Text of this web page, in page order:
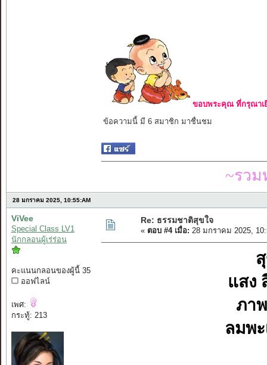
ขอบพระคุณ ที่กรุณาเ
ข้อความนี้ มี 6 สมาชิก มาชื่นชม
~รว
28 มกราคม 2025, 10:55:AM
ViVee
Special Class LV1
นักกลอนผู้เร่ร่อน
คะแนนกลอนของผู้นี้ 35
ออฟไลน์
เพศ:
กระทู้: 213
Re: ธรรมชาติสุขใจ
« ตอบ #4 เมื่อ: 28 มกราคม 2025,
แสง
ภา
ลมพ